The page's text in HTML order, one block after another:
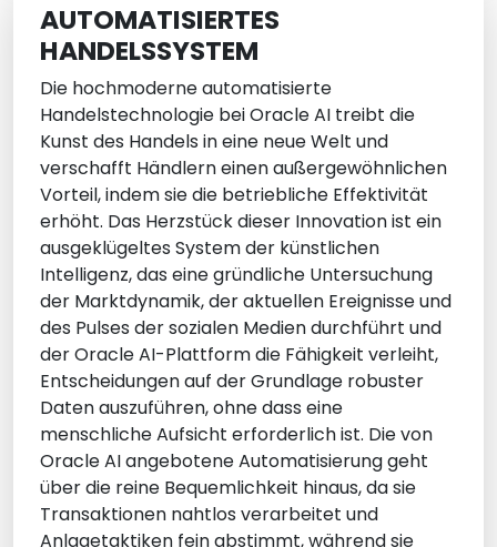
AUTOMATISIERTES
HANDELSSYSTEM
Die hochmoderne automatisierte
Handelstechnologie bei Oracle AI treibt die
Kunst des Handels in eine neue Welt und
verschafft Händlern einen außergewöhnlichen
Vorteil, indem sie die betriebliche Effektivität
erhöht. Das Herzstück dieser Innovation ist ein
ausgeklügeltes System der künstlichen
Intelligenz, das eine gründliche Untersuchung
der Marktdynamik, der aktuellen Ereignisse und
des Pulses der sozialen Medien durchführt und
der Oracle AI-Plattform die Fähigkeit verleiht,
Entscheidungen auf der Grundlage robuster
Daten auszuführen, ohne dass eine
menschliche Aufsicht erforderlich ist. Die von
Oracle AI angebotene Automatisierung geht
über die reine Bequemlichkeit hinaus, da sie
Transaktionen nahtlos verarbeitet und
Anlagetaktiken fein abstimmt, während sie